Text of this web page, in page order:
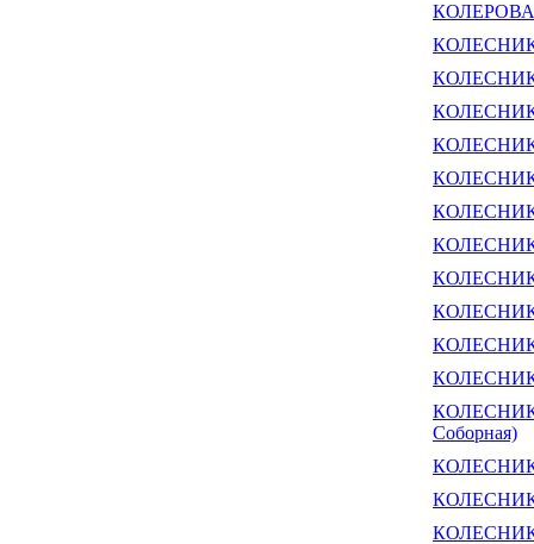
КОЛЕРОВА
КОЛЕСНИК
КОЛЕСНИК
КОЛЕСНИК
Соборная)